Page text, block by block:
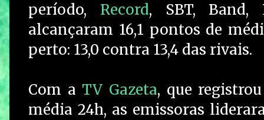
período, Record, SBT, Band,
alcançaram 16,1 pontos de
perto: 13,0 contra 13,4 das rivais.
Com a TV Gazeta, que
média 24h, as emissoras